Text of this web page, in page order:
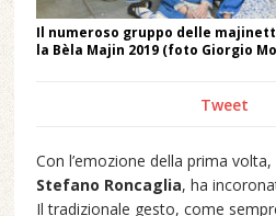
Il numeroso gruppo delle
la Bèla Majin 2019 (foto Giorgio
Tweet
Con l’emozione della prima
Stefano Roncaglia, ha
Il tradizionale gesto, come